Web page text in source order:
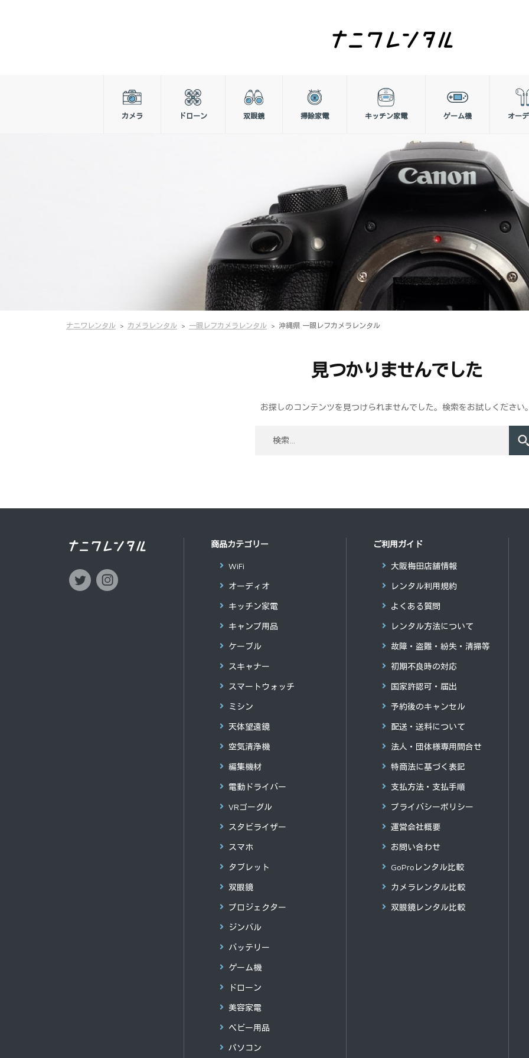
カメラ ドローン 双眼鏡 掃除家電 キッチン家電 ゲーム機 オー
ナニワレンタル カメラレンタル 一眼レフカメラレンタル 沖縄県 一眼レフカメラレンタル
見つかりませんでした
お探しのコンテンツを見つけられませんでした。検索をお試しください
商品カテゴリー
WiFi
オーディオ
キッチン家電
キャンプ用品
ケーブル
スキャナー
スマートウォッチ
ミシン
天体望遠鏡
空気清浄機
編集機材
電動ドライバー
VRゴーグル
スタビライザー
スマホ
タブレット
双眼鏡
プロジェクター
ジンバル
バッテリー
ゲーム機
ドローン
美容家電
ベビー用品
パソコン
ご利用ガイド
大阪梅田店舗情報
レンタル利用規約
よくある質問
レンタル方法について
故障・盗難・紛失・清掃等
初期不良時の対応
国家許認可・届出
予約後のキャンセル
配送・送料について
法人・団体様専用問合せ
特商法に基づく表記
支払方法・支払手順
プライバシーポリシー
運営会社概要
お問い合わせ
GoProレンタル比較
カメラレンタル比較
双眼鏡レンタル比較